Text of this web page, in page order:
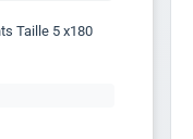
Taille 5 x180